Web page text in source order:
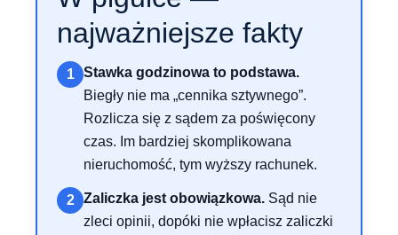
najważniejsze fakty
1
Stawka godzinowa to podstawa.
Biegły nie ma „cennika sztywnego”.
Rozlicza się z sądem za poświęcony
czas. Im bardziej skomplikowana
nieruchomość, tym wyższy rachunek.
2 Zaliczka jest obowiązkowa. Sąd nie
zleci opinii, dopóki nie wpłacisz zaliczki